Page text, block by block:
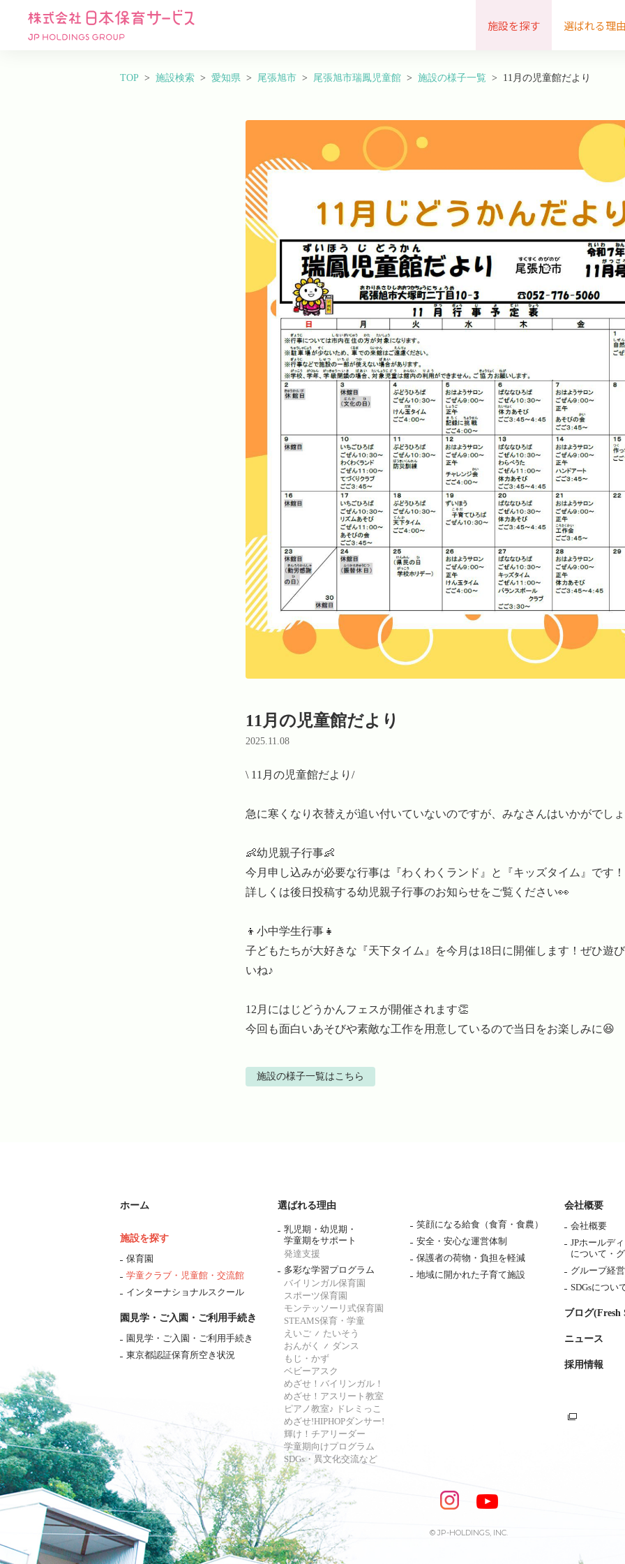
施設を探す 選ばれる理
TOP 施設検索 愛知県 尾張旭市 尾張旭市瑞鳳児童館 施設の様子一覧 11月の児童館だより
11月の児童館だより
2025.11.08
\ 11月の児童館だより/
急に寒くなり衣替えが追い付いていないのですが、みなさんはいかがでし
👶幼児親子行事👶
今月申し込みが必要な行事は『わくわくランド』と『キッズタイム』です！
詳しくは後日投稿する幼児親子行事のお知らせをご覧ください👀
👦小中学生行事👧
子どもたちが大好きな『天下タイム』を今月は18日に開催します！ぜひ遊
いね♪
12月にはじどうかんフェスが開催されます👏
今回も面白いあそびや素敵な工作を用意しているので当日をお楽しみに😆
施設の様子一覧はこちら
ホーム
施設を探す
保育園
学童クラブ・児童館・交流館
インターナショナルスクール
園見学・ご入園・ご利用手続き
園見学・ご入園・ご利用手続き
東京都認証保育所空き状況
選ばれる理由
乳児期・幼児期・
学童期をサポート
発達支援
多彩な学習プログラム
バイリンガル保育園
スポーツ保育園
モンテッソーリ式保育園
STEAMS保育・学童
えいご
たいそう
おんがく
ダンス
もじ・かず
ベビーアスク
めざせ！バイリンガル！
めざせ！アスリート教室
ピアノ教室♪ ドレミっこ
めざせ!HIPHOPダンサー!
輝け！チアリーダー
学童期向けプログラム
SDGs・異文化交流など
笑顔になる給食（食育・食農）
安全・安心な運営体制
保護者の荷物・負担を軽減
地域に開かれた子育て施設
会社概要
会社概要
JPホールデ
について・
グループ経
SDGsについ
ブログ(Fresh
ニュース
採用情報
© JP-HOLDINGS, INC.